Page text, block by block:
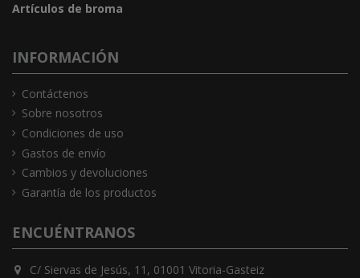
Artículos de broma
INFORMACIÓN
Contáctenos
Sobre nosotros
Condiciones de uso
Gastos de envío
Cambios y devoluciones
Garantía de los productos
ENCUÉNTRANOS
C/ Siervas de Jesús, 11, 01001 Vitoria-Gasteiz